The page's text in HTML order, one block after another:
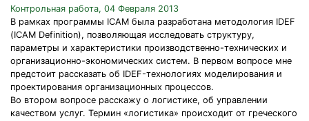
Контрольная работа, 04 Февраля 2013
В рамках программы ICAM была разработана методология IDEF
(ICAM Definition), позволяющая исследовать структуру,
параметры и характеристики производственно-технических и
организационно-экономических систем. В первом вопросе мне
предстоит рассказать об IDEF-технологиях моделирования и
проектирования организационных процессов.
Во втором вопросе расскажу о логистике, об управлении
качеством услуг. Термин «логистика» происходит от греческого